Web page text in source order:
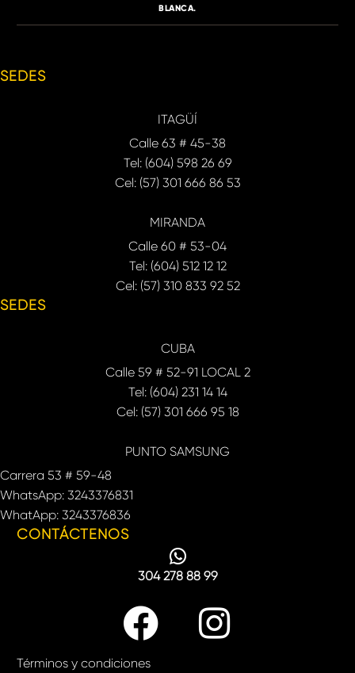
BLANCA.
SEDES
ITAGÜÍ
Calle 63 # 45-38
Tel: (604) 598 26 69
Cel: (57) 301 666 86 53
MIRANDA
Calle 60 # 53-04
Tel: (604) 512 12 12
Cel: (57) 310 833 92 52
SEDES
CUBA
Calle 59 # 52-91 LOCAL 2
Tel: (604) 231 14 14
Cel: (57) 301 666 95 18
PUNTO SAMSUNG
Carrera 53 # 59-48
WhatsApp: 3243376831
WhatApp: 3243376836
CONTÁCTENOS
304 278 88 99
Términos y condiciones